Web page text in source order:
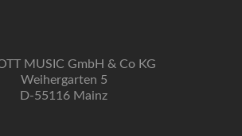
MUSIC GmbH & Co KG
Weihergarten 5
D-55116 Mainz